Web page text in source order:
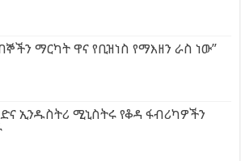
ማርካት ዋና የቢዝነስ የማእዘን ራስ ነው”
ኢንዱስትሪ ሚኒስትሩ የቆዳ ፋብሪካዎችን